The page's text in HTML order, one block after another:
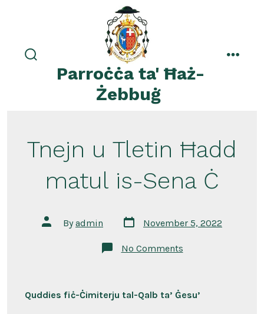
search
toggleParroċċa ta' Ħaż-
Żebbuġ
Tnejn u Tletin Ħadd
matul is-Sena Ċ
Post
author
Byadmin
Post
date
November 5, 2022
No Commentson
matul
Quddies fiċ-Ċimiterju tal-Qalb ta’ Ġesu’